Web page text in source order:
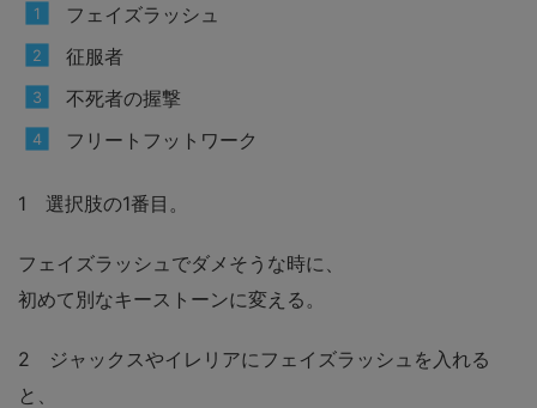
フェイズラッシュ
征服者
不死者の握撃
フリートフットワーク
1 選択肢の1番目。
フェイズラッシュでダメそうな時に、
初めて別なキーストーンに変える。
2 ジャックスやイレリアにフェイズラッシュを入れる
と、